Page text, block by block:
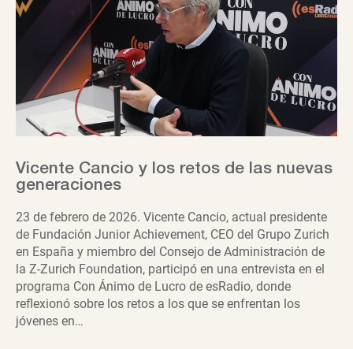
Vicente Cancio y los retos de las nuevas
generaciones
23 de febrero de 2026. Vicente Cancio, actual presidente
de Fundación Junior Achievement, CEO del Grupo Zurich
en España y miembro del Consejo de Administración de
la Z-Zurich Foundation, participó en una entrevista en el
programa Con Ánimo de Lucro de esRadio, donde
reflexionó sobre los retos a los que se enfrentan los
jóvenes en…